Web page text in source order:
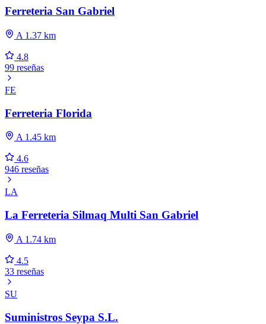
Ferreteria San Gabriel
A 1.37 km
4.8
99 reseñas
FE
Ferreteria Florida
A 1.45 km
4.6
946 reseñas
LA
La Ferreteria Silmaq Multi San Gabriel
A 1.74 km
4.5
33 reseñas
SU
Suministros Seypa S.L.